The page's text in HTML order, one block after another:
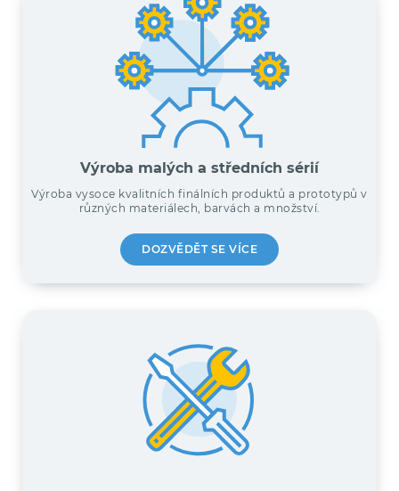
Výroba malých a středních sérií
Výroba vysoce kvalitních finálních produktů a prototypů v
různých materiálech, barvách a množství.
DOZVĚDĚT SE VÍCE